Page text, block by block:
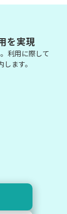
を実現
利用に際して
ます。